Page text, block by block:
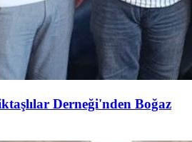
Derneği'nden Boğaz